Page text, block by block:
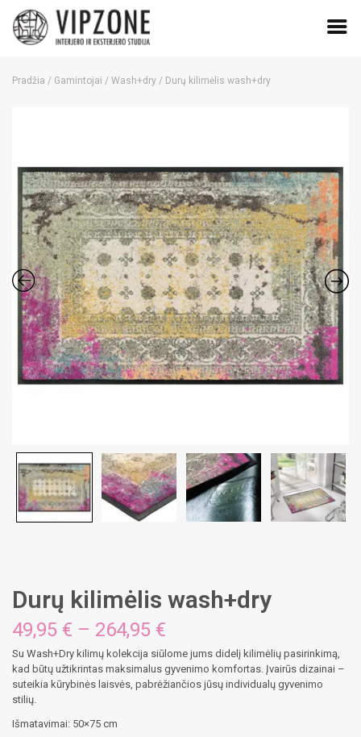
Pradžia / Gamintojai / Wash+dry / Durų kilimėlis wash+dry
Durų kilimėlis wash+dry
49,95 € – 264,95 €
range:
49,95 €
through
264,95 €
Su Wash+Dry kilimų kolekcija siūlome jums didelį kilimėlių pasirinkimą,
kad būtų užtikrintas maksimalus gyvenimo komfortas. Įvairūs dizainai –
suteikia kūrybinės laisvės, pabrėžiančios jūsų individualų gyvenimo
stilių.
Išmatavimai: 50×75 cm